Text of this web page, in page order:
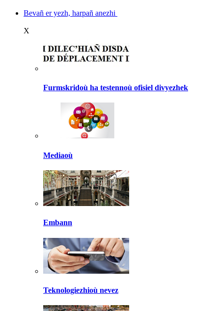
Bevañ er yezh, harpañ anezhi
X
Furmskridoù ha testennoù ofisiel divyezhek
Mediaoù
Embann
Teknologiezhioù nevez